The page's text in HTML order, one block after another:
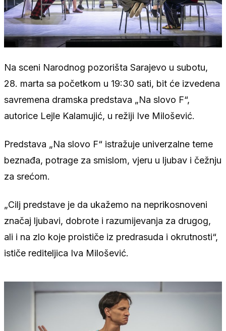
Na sceni Narodnog pozorišta Sarajevo u subotu,
28. marta sa početkom u 19:30 sati, bit će izvedena
savremena dramska predstava „Na slovo F“,
autorice Lejle Kalamujić, u režiji Ive Milošević.
Predstava „Na slovo F“ istražuje univerzalne teme
beznađa, potrage za smislom, vjeru u ljubav i čežnju
za srećom.
„Cilj predstave je da ukažemo na neprikosnoveni
značaj ljubavi, dobrote i razumijevanja za drugog,
ali i na zlo koje proističe iz predrasuda i okrutnosti“,
ističe rediteljica Iva Milošević.